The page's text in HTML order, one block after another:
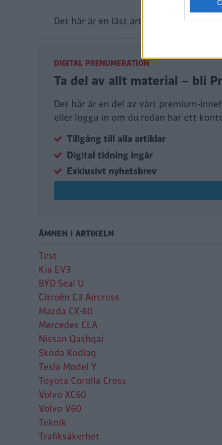
Det här är en låst artikel. Logga inför
DIGITAL PRENUMERATION
Ta del av allt material – bli
Det här är en del av vårt premium-
eller logga in om du redan har ett
Tillgång till alla artiklar
Digital tidning ingår
Exklusivt nyhetsbrev
ÄMNEN I ARTIKELN
Test
Kia EV3
BYD Seal U
Citroën C3 Aircross
Mazda CX-60
Mercedes CLA
Nissan Qashqai
Skoda Kodiaq
Tesla Model Y
Toyota Corolla Cross
Volvo XC60
Volvo V60
Teknik
Trafiksäkerhet